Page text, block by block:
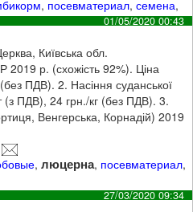
, посевматериал,семена,
01/05/2020 00:43
Київська обл.
р. (схожість 92%). Ціна
ПДВ). 2. Насіння суданської
(з ПДВ), 24 грн./кг (без ПДВ). 3.
Венгерська, Корнадій) 2019
,люцерна, посевматериал,
27/03/2020 09:34